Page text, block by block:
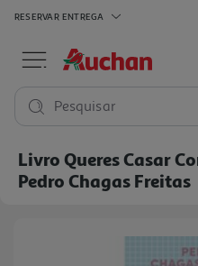
RESERVAR ENTREGA
Pesquisar
Livro Queres Casar
Pedro Chagas Freitas